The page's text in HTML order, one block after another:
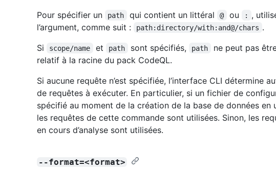
Pour spécifier un
path qui contient un littéral @ ou : ,
l’argument, comme suit :
path:directory/with:and@/chars .
Si
scope/name et path sont spécifiés, path
ne peut pas
relatif à la racine du pack CodeQL.
Si aucune requête n’est spécifiée, l’interface CLI détermine
de requêtes à exécuter. En particulier, si un fichier de
spécifié au moment de la création de la base de données en
les requêtes de cette commande sont utilisées. Sinon, les
en cours d’analyse sont utilisées.
--format=<format>